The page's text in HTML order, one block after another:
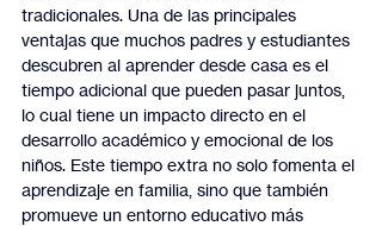
tradicionales. Una de las principales
ventajas que muchos padres y estudiantes
descubren al aprender desde casa es el
tiempo adicional que pueden pasar juntos,
lo cual tiene un impacto directo en el
desarrollo académico y emocional de los
niños. Este tiempo extra no solo fomenta el
aprendizaje en familia, sino que también
promueve un entorno educativo más